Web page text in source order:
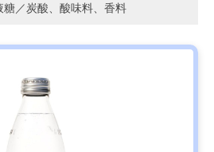
糖／炭酸、酸味料、香料